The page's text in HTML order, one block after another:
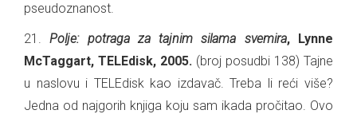
pseudoznanost.
21.Polje: potraga za tajnim silama svemira, Lynne
McTaggart, TELEdisk, 2005. (broj posudbi 138) Tajne
u naslovu i TELEdisk kao izdavač. Treba li reći više?
Jedna od najgorih knjiga koju sam ikada pročitao. Ovo